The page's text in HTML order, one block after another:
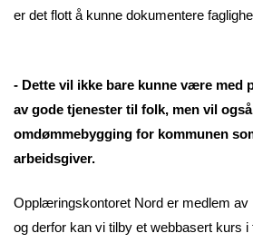
er det flott å kunne dokumentere
- Dette vil ikke bare kunne være med
av gode tjenester til folk, men vil
omdømmebygging for kommunen
arbeidsgiver.
Opplæringskontoret Nord er medlem av
og derfor kan vi tilby et webbasert kurs i